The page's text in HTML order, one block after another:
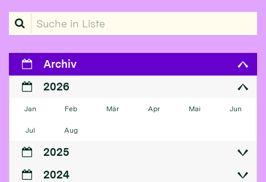
Suche in Liste
Archiv
2026
Jan Feb Mär Apr Mai Jun
Jul Aug
2025
2024